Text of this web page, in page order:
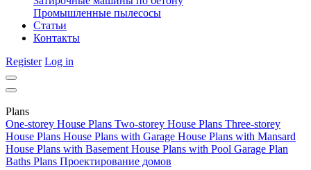
Промышленные пылесосы
Статьи
Контакты
Register Log in
Plans
One-storey House Plans Two-storey House Plans Three-storey
House Plans House Plans with Garage House Plans with Mansard
House Plans with Basement House Plans with Pool Garage Plan
Baths Plans Проектирование домов